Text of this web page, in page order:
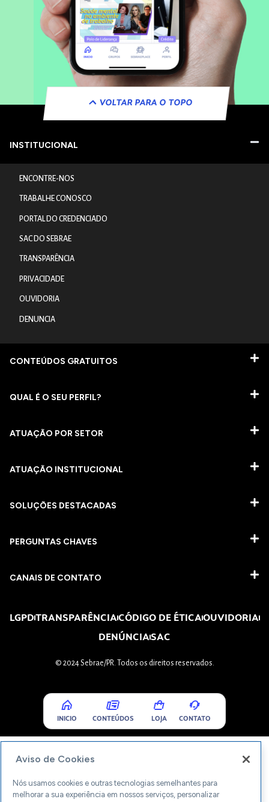
VOLTAR PARA O TOPO
INSTITUCIONAL
ENCONTRE-NOS
TRABALHE CONOSCO
PORTAL DO CREDENCIADO
SAC DO SEBRAE
TRANSPARÊNCIA
PRIVACIDADE
OUVIDORIA
DENUNCIA
CONTEÚDOS GRATUITOS
QUAL É O SEU PERFIL?
ATUAÇÃO POR SETOR
ATUAÇÃO INSTITUCIONAL
SOLUÇÕES DESTACADAS
PERGUNTAS CHAVES​
CANAIS DE CONTATO
LGPDTRANSPARÊNCIACÓDIGO DE ÉTICAOUVIDORIA
DENÚNCIASAC
© 2024 Sebrae/PR. Todos os direitos reservados.
INICIO CONTEÚDOS LOJA CONTATO
Aviso de Cookies
Nós usamos cookies e outras tecnologias semelhantes para
melhorar a sua experiência em nossos serviços, personalizar